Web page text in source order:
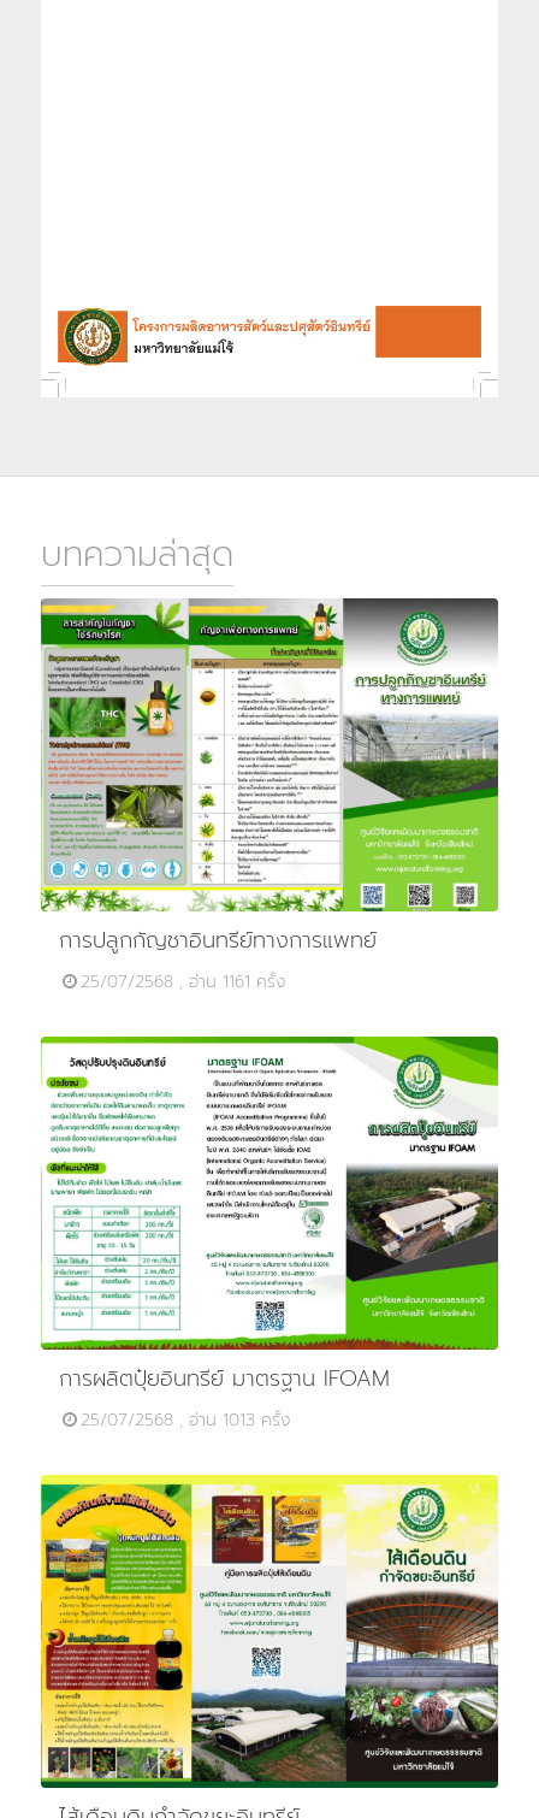
บทความล่าสุด
การปลูกกัญชาอินทรีย์ทางการแพทย์
25/07/2568 , อ่าน 1161 ครั้ง
การผลิตปุ๋ยอินทรีย์ มาตรฐาน IFOAM
25/07/2568 , อ่าน 1013 ครั้ง